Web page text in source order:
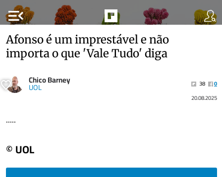
menu_open
Afonso é um imprestável e não
importa o que 'Vale Tudo' diga
Chico Barney
UOL 38
0
20.08.2025
.....
© UOL